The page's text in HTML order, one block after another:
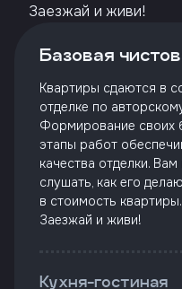
Заезжай и живи!
Базовая
Квартиры сдаются в
отделке по
Формирование своих
этапы работ
качества отделки.
слушать, как его
в стоимость квартиры.
Заезжай и живи!
Кухня-гостиная